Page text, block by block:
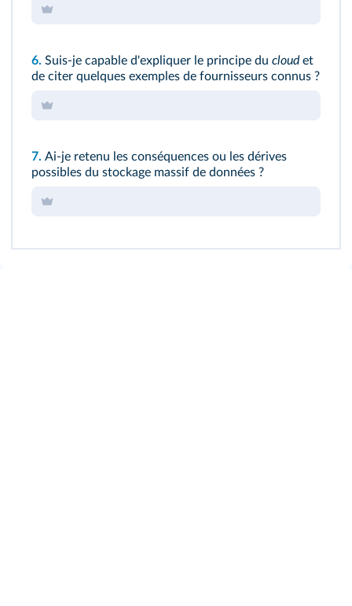
6. Suis-je capable d'expliquer le principe du cloud et
de citer quelques exemples de fournisseurs connus ?
7. Ai-je retenu les conséquences ou les dérives
possibles du stockage massif de données ?